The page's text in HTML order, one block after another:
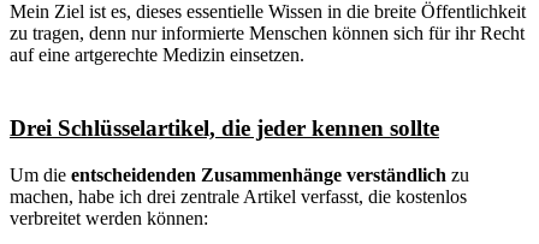
Mein Ziel ist es, dieses essentielle Wissen in die breite Öffentlichkeit
zu tragen, denn nur informierte Menschen können sich für ihr Recht
auf eine artgerechte Medizin einsetzen.
Drei Schlüsselartikel, die jeder kennen sollte
Um die entscheidenden Zusammenhänge verständlich zu
machen, habe ich drei zentrale Artikel verfasst, die kostenlos
verbreitet werden können: